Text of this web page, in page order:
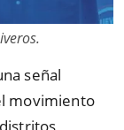
señal
movimiento